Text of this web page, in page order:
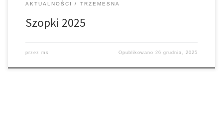
AKTUALNOŚCI TRZEMESNA
Szopki 2025
przez ms Opublikowano 26 grudnia, 2025